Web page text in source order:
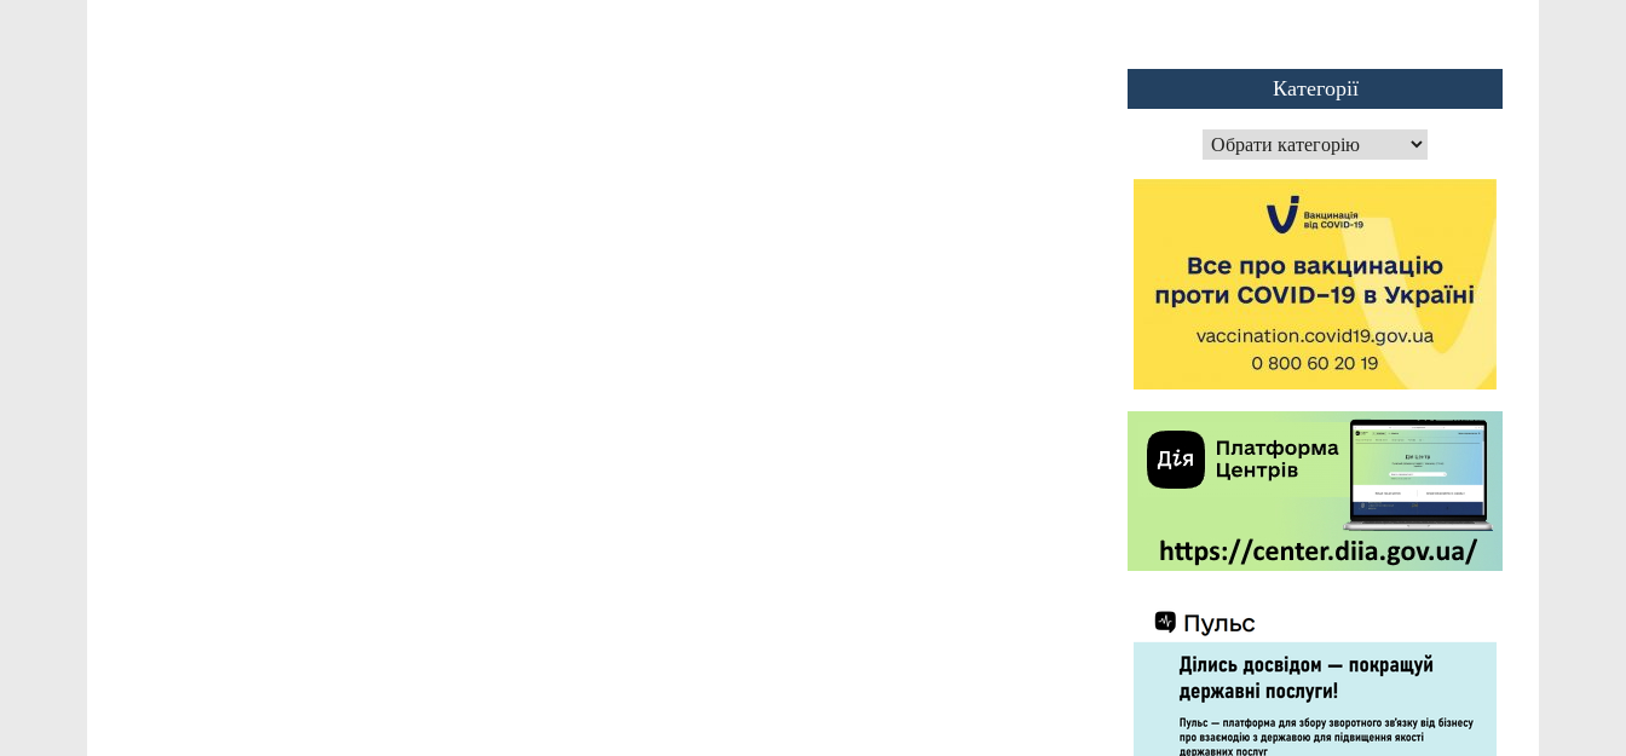
Категорії
Категорії